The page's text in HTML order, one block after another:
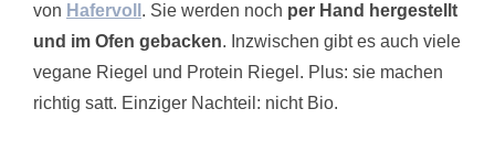
von Hafervoll . Sie werden noch per Hand hergestellt
und im Ofen gebacken. Inzwischen gibt es auch viele
vegane Riegel und Protein Riegel. Plus: sie machen
richtig satt. Einziger Nachteil: nicht Bio.